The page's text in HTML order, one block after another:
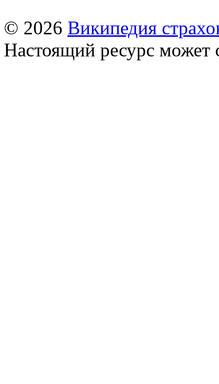
© 2026 Википедия
Настоящий ресурс может